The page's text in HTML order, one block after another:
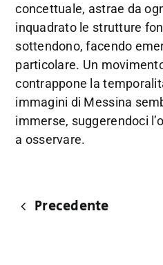
concettuale, astrae da
inquadrato le strutture
sottendono, facendo
particolare. Un
contrappone la
immagini di Messina
immerse, suggerendoci
a osservare.
Precedente